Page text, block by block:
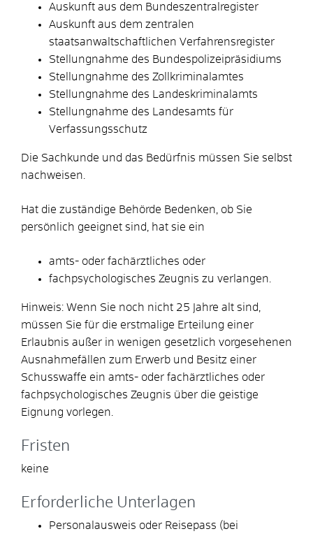
Auskunft aus dem Bundeszentralregister
Auskunft aus dem zentralen
staatsanwaltschaftlichen Verfahrensregister
Stellungnahme des Bundespolizeipräsidiums
Stellungnahme des Zollkriminalamtes
Stellungnahme des Landeskriminalamts
Stellungnahme des Landesamts für
Verfassungsschutz
Die Sachkunde und das Bedürfnis müssen Sie selbst
nachweisen.
Hat die zuständige Behörde Bedenken, ob Sie
persönlich geeignet sind, hat sie ein
amts- oder fachärztliches oder
fachpsychologisches Zeugnis zu verlangen.
Hinweis: Wenn Sie noch nicht 25 Jahre alt sind,
müssen Sie für die erstmalige Erteilung einer
Erlaubnis außer in wenigen gesetzlich vorgesehenen
Ausnahmefällen zum Erwerb und Besitz einer
Schusswaffe ein amts- oder fachärztliches oder
fachpsychologisches Zeugnis über die geistige
Eignung vorlegen.
Fristen
keine
Erforderliche Unterlagen
Personalausweis oder Reisepass (bei